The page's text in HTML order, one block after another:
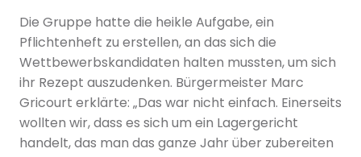
Die Gruppe hatte die heikle Aufgabe, ein
Pflichtenheft zu erstellen, an das sich die
Wettbewerbskandidaten halten mussten, um sich
ihr Rezept auszudenken. Bürgermeister Marc
Gricourt erklärte: „Das war nicht einfach. Einerseits
wollten wir, dass es sich um ein Lagergericht
handelt, das man das ganze Jahr über zubereiten